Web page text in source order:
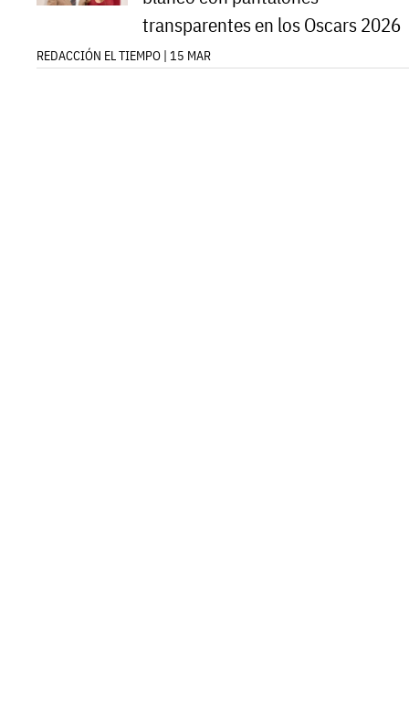
transparentes en los Oscars 2026
REDACCIÓN EL TIEMPO | 15 MAR